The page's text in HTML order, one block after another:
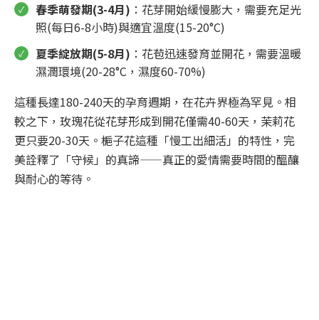
春季萌發期(3-4月) ：花芽開始緩慢膨大，需要充足光
照(每日6-8小時)與適宜溫度(15-20°C)
夏季綻放期(5-8月) ：花苞迅速發育並開花，需要溫暖
濕潤環境(20-28°C，濕度60-70%)
這種長達180-240天的孕育週期，在花卉界極為罕見。相
較之下，玫瑰花從花芽形成到開花僅需40-60天，茉莉花
更只要20-30天。梔子花這種「慢工出細活」的特性，完
美詮釋了「守候」的真諦——真正的愛情需要時間的醞釀
與耐心的等待。